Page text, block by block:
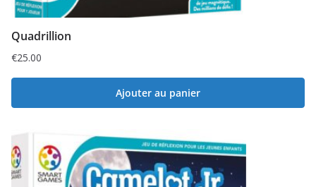
Quadrillion
€25.00
Ajouter au panier